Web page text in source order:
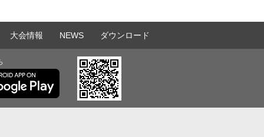
大会情報 NEWS ダウンロード